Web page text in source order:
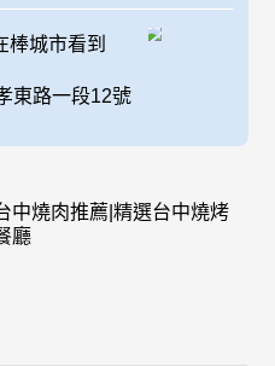
棒城市看到
東路一段12號
中燒肉推薦|精選台中燒烤
廳